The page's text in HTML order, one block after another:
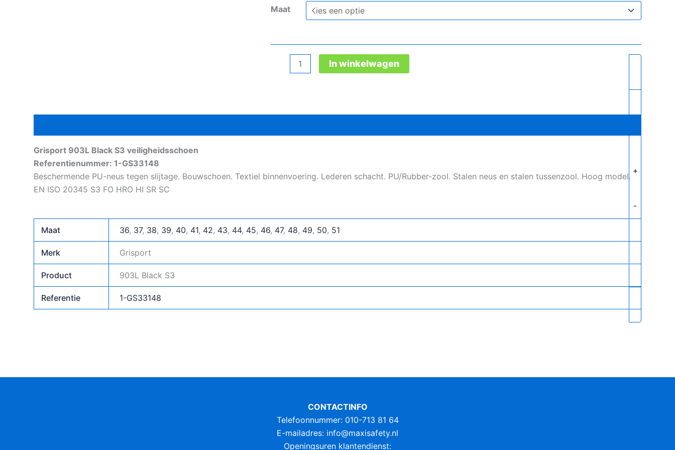
Maat
-
Grisport
veiligheidsschoen
+
In winkelwagen
Grisport 903L Black S3 veiligheidsschoen
Referentienummer: 1-GS33148
Beschermende PU-neus tegen slijtage. Bouwschoen. Textiel binnenvoering. Lederen schacht. PU/Rubber-zool. Stalen neus en stalen tussenzool. Hoog model.
EN ISO 20345 S3 FO HRO HI SR SC
Maat 36, 37, 38, 39, 40, 41, 42, 43, 44, 45, 46, 47, 48, 49, 50, 51
Merk Grisport
Product 903L Black S3
Referentie 1-GS33148
CONTACTINFO
Telefoonnummer: 010-713 81 64
E-mailadres: info@maxisafety.nl
Openingsuren klantendienst: